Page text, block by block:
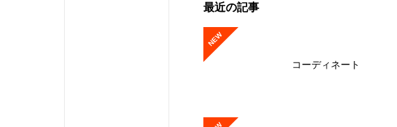
最近の記事
NEW
コーディネート